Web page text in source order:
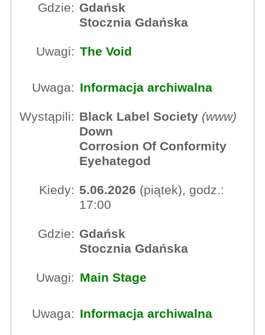
Gdzie: Gdańsk
Stocznia Gdańska
Uwagi: The Void
Uwaga: Informacja archiwalna
Wystąpili: Black Label Society (www)
Down
Corrosion Of Conformity
Eyehategod
Kiedy: 5.06.2026 (piątek), godz.:
17:00
Gdzie: Gdańsk
Stocznia Gdańska
Uwagi: Main Stage
Uwaga: Informacja archiwalna